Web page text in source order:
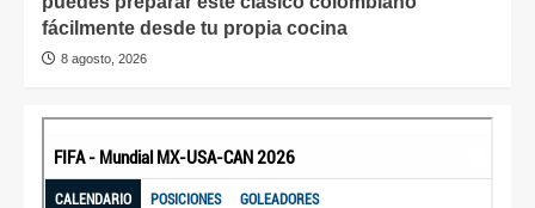
fácilmente desde tu propia cocina
8 agosto, 2026